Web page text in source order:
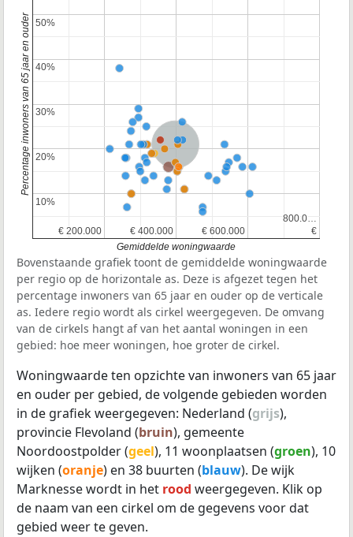
Nederland
€ 200.000
€ 200.000 € 400.000
€ 400.000 € 600.000
€ 600.000 €
€
800.0…
800.0…
10%
10%
20%
20%
30%
30%
40%
40%
50%
50%
Gemiddelde woningwaarde
Percentage inwoners van 65 jaar en ouder
Bovenstaande grafiek toont de gemiddelde woningwaarde
per regio op de horizontale as. Deze is afgezet tegen het
percentage inwoners van 65 jaar en ouder op de verticale
as. Iedere regio wordt als cirkel weergegeven. De omvang
van de cirkels hangt af van het aantal woningen in een
gebied: hoe meer woningen, hoe groter de cirkel.
Woningwaarde ten opzichte van inwoners van 65 jaar
en ouder per gebied, de volgende gebieden worden
in de grafiek weergegeven: Nederland (grijs),
provincie Flevoland (bruin), gemeente
Noordoostpolder (geel), 11 woonplaatsen (groen), 10
wijken (oranje) en 38 buurten (blauw). De wijk
Marknesse wordt in het rood weergegeven. Klik op
de naam van een cirkel om de gegevens voor dat
gebied weer te geven.